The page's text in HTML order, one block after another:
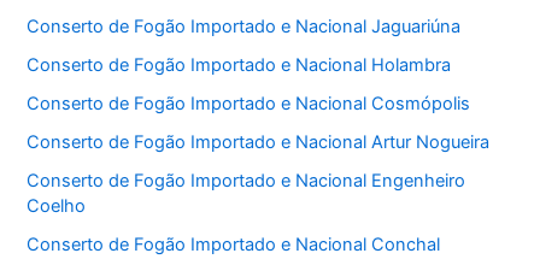
Conserto de Fogão Importado e Nacional Jaguariúna
Conserto de Fogão Importado e Nacional Holambra
Conserto de Fogão Importado e Nacional Cosmópolis
Conserto de Fogão Importado e Nacional Artur Nogueira
Conserto de Fogão Importado e Nacional Engenheiro
Coelho
Conserto de Fogão Importado e Nacional Conchal